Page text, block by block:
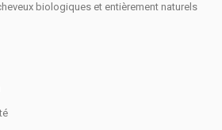
biologiques et entièrement naturels